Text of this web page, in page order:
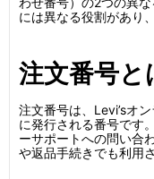
には異なる役割があり
注文番号と
注文番号は、Levi’sオ
に発行される番号です
ーサポートへの問い合
や返品手続きでも利用